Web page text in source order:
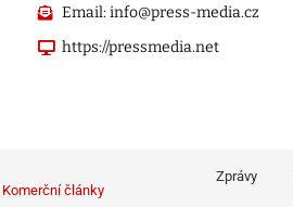
Email: info@press-media.cz
https://pressmedia.net
Komerční články
Zprávy